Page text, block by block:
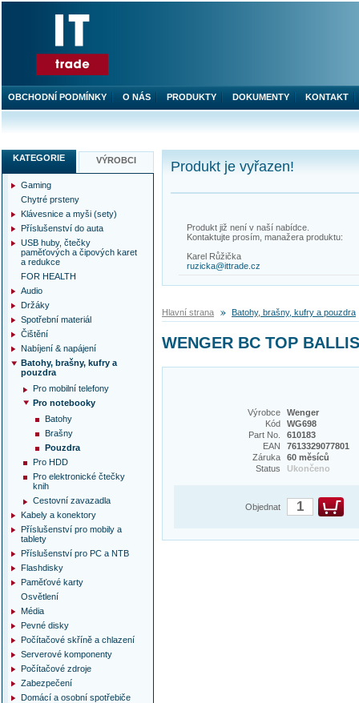
Produkt je vyřazen!
Produkt již není v naší nabídce.
Kontaktujte prosím, manažera produktu:
Karel Růžička
ruzicka@ittrade.cz
Hlavní strana Batohy, brašny, kufry a pouzdra
WENGER BC TOP
Výrobce
Wenger
Kód
WG698
Part No.
610183
EAN
7613329077801
Záruka
60 měsíců
Status
Ukončeno
Objednat
KATEGORIE VÝROBCI
Gaming
Chytré prsteny
Klávesnice a myši (sety)
Příslušenství do auta
USB huby, čtečky
paměťových a čipových karet
a redukce
FOR HEALTH
Audio
Držáky
Spotřební materiál
Čištění
Nabíjení & napájení
Batohy, brašny, kufry a
pouzdra
Pro mobilní telefony
Pro notebooky
Batohy
Brašny
Pouzdra
Pro HDD
Pro elektronické čtečky
knih
Cestovní zavazadla
Kabely a konektory
Příslušenství pro mobily a
tablety
Příslušenství pro PC a NTB
Flashdisky
Paměťové karty
Osvětlení
Média
Pevné disky
Počítačové skříně a chlazení
Serverové komponenty
Počítačové zdroje
Zabezpečení
Domácí a osobní spotřebiče
OBCHODNÍ PODMÍNKY O NÁS PRODUKTY DOKUMENTY KONTAKT